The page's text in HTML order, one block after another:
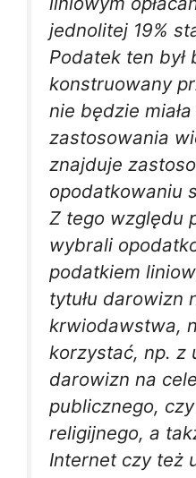
jednolitej 19%
Podatek ten był
konstruowany
nie będzie
zastosowania
znajduje
opodatkowaniu
Z tego względu
wybrali
podatkiem
tytułu darowizn
krwiodawstwa,
korzystać, np. z
darowizn na
publicznego,
religijnego, a
Internet czy też